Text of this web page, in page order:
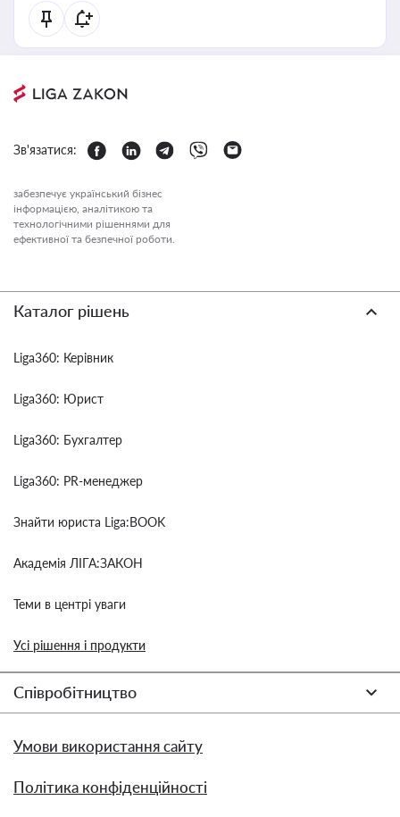
Зв'язатися:
забезпечує український бізнес
інформацією, аналітикою та
технологічними рішеннями для
ефективної та безпечної роботи.
Каталог рішень
Liga360: Керівник
Liga360: Юрист
Liga360: Бухгалтер
Liga360: PR-менеджер
Знайти юриста Liga:BOOK
Академія ЛІГА:ЗАКОН
Теми в центрі уваги
Усі рішення і продукти
Співробітництво
Умови використання сайту
Політика конфіденційності